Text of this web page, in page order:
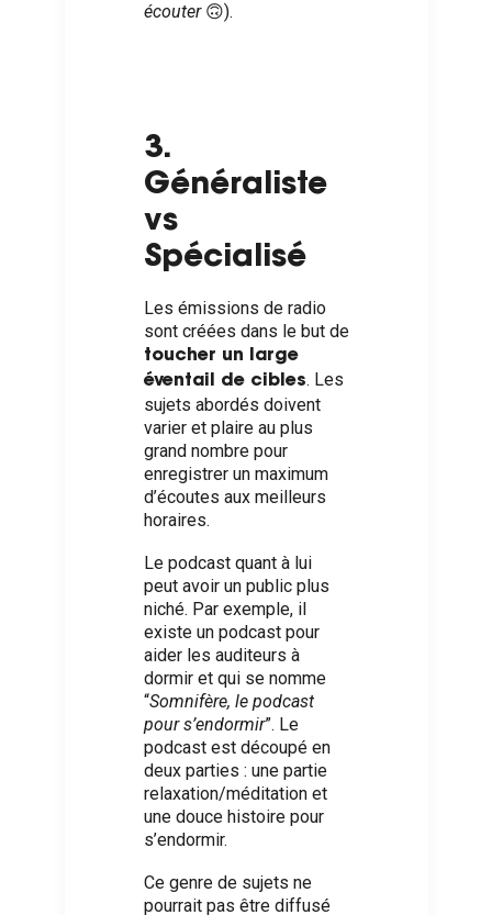
écouter🙃).
3.
Généraliste
vs
Spécialisé
Les émissions de radio
sont créées dans le but de
toucher un large
éventail de cibles. Les
sujets abordés doivent
varier et plaire au plus
grand nombre pour
enregistrer un maximum
d’écoutes aux meilleurs
horaires.
Le podcast quant à lui
peut avoir un public plus
niché. Par exemple, il
existe un podcast pour
aider les auditeurs à
dormir et qui se nomme
“Somnifère, le podcast
pour s’endormir”. Le
podcast est découpé en
deux parties : une partie
relaxation/méditation et
une douce histoire pour
s’endormir.
Ce genre de sujets ne
pourrait pas être diffusé